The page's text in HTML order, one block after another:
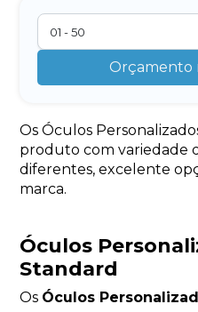
Orçamento
Os Óculos
produto com variedade
diferentes, excelente
marca.
Óculos
Standard
Os Óculos